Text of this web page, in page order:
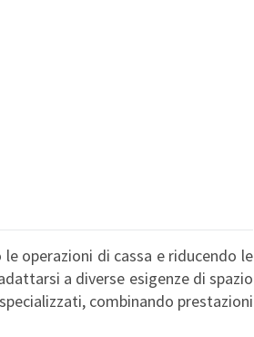
operazioni di cassa e riducendo le
a diverse esigenze di spazio
combinando prestazioni